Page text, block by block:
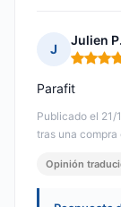
J
Julien P.
Nota: 5
Publicado el 21/
tras una
Parafit
Opinión